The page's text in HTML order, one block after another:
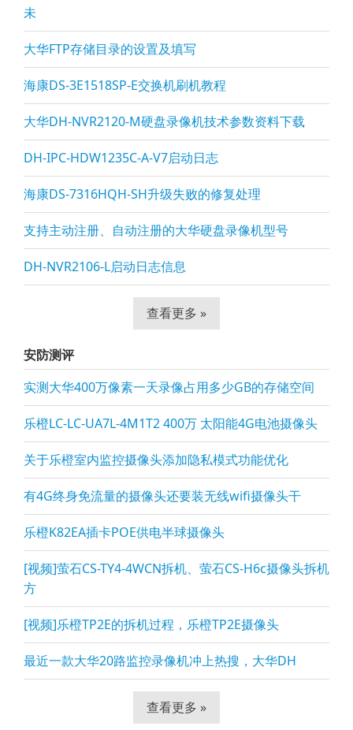
未
大华FTP存储目录的设置及填写
海康DS-3E1518SP-E交换机刷机教程
大华DH-NVR2120-M硬盘录像机技术参数资料下载
DH-IPC-HDW1235C-A-V7启动日志
海康DS-7316HQH-SH升级失败的修复处理
支持主动注册、自动注册的大华硬盘录像机型号
DH-NVR2106-L启动日志信息
查看更多 »
安防测评
实测大华400万像素一天录像占用多少GB的存储空间
乐橙LC-LC-UA7L-4M1T2 400万 太阳能4G电池摄像头
关于乐橙室内监控摄像头添加隐私模式功能优化
有4G终身免流量的摄像头还要装无线wifi摄像头干
乐橙K82EA插卡POE供电半球摄像头
[视频]萤石CS-TY4-4WCN拆机、萤石CS-H6c摄像头拆机
方
[视频]乐橙TP2E的拆机过程，乐橙TP2E摄像头
最近一款大华20路监控录像机冲上热搜，大华DH
查看更多 »